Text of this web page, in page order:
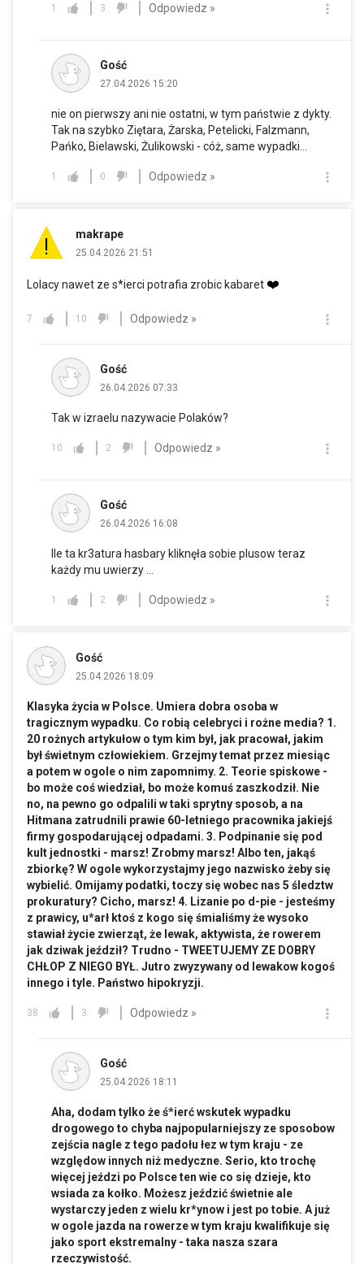
1 3 Odpowiedz »
Gość
27.04.2026 15:20
nie on pierwszy ani nie ostatni, w tym państwie z dykty.
Tak na szybko Ziętara, Żarska, Petelicki, Falzmann,
Pańko, Bielawski, Żulikowski - cóż, same wypadki...
1 0 Odpowiedz »
makrape
25.04.2026 21:51
Lolacy nawet ze s*ierci potrafia zrobic kabaret ❤️
7 10 Odpowiedz »
Gość
26.04.2026 07:33
Tak w izraelu nazywacie Polaków?
10 2 Odpowiedz »
Gość
26.04.2026 16:08
Ile ta kr3atura hasbary kliknęła sobie plusow teraz
każdy mu uwierzy ...
1 2 Odpowiedz »
Gość
25.04.2026 18:09
Klasyka życia w Polsce. Umiera dobra osoba w
tragicznym wypadku. Co robią celebryci i rożne media? 1.
20 rożnych artykułow o tym kim był, jak pracował, jakim
był świetnym człowiekiem. Grzejmy temat przez miesiąc
a potem w ogole o nim zapomnimy. 2. Teorie spiskowe -
bo może coś wiedział, bo może komuś zaszkodził. Nie
no, na pewno go odpalili w taki sprytny sposob, a na
Hitmana zatrudnili prawie 60-letniego pracownika jakiejś
firmy gospodarującej odpadami. 3. Podpinanie się pod
kult jednostki - marsz! Zrobmy marsz! Albo ten, jakąś
zbiorkę? W ogole wykorzystajmy jego nazwisko żeby się
wybielić. Omijamy podatki, toczy się wobec nas 5 śledztw
prokuratury? Cicho, marsz! 4. Lizanie po d-pie - jesteśmy
z prawicy, u*arł ktoś z kogo się śmialiśmy że wysoko
stawiał życie zwierząt, że lewak, aktywista, że rowerem
jak dziwak jeździł? Trudno - TWEETUJEMY ZE DOBRY
CHŁOP Z NIEGO BYŁ. Jutro zwyzywany od lewakow kogoś
innego i tyle. Państwo hipokryzji.
38 3 Odpowiedz »
Gość
25.04.2026 18:11
Aha, dodam tylko że ś*ierć wskutek wypadku
drogowego to chyba najpopularniejszy ze sposobow
zejścia nagle z tego padołu łez w tym kraju - ze
względow innych niż medyczne. Serio, kto trochę
więcej jeździ po Polsce ten wie co się dzieje, kto
wsiada za kołko. Możesz jeździć świetnie ale
wystarczy jeden z wielu kr*ynow i jest po tobie. A już
w ogole jazda na rowerze w tym kraju kwalifikuje się
jako sport ekstremalny - taka nasza szara
rzeczywistość.